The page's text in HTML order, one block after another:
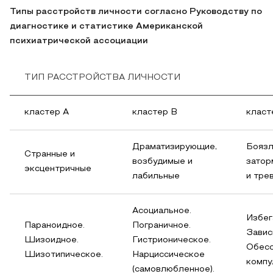
Типы расстройств личности согласно Руководству по
диагностике и статистике Американской
психиатрической ассоциации
ТИП РАССТРОЙСТВА ЛИЧНОСТИ
кластер А кластер В
Странные и
эксцентричные
Драматизирующие,
возбудимые и
лабильные
и
Параноидное.
Шизоидное.
Шизотипическое.
Асоциальное.
Пограничное.
Гистрионическое.
Нарциссическое
(самовлюбленное).